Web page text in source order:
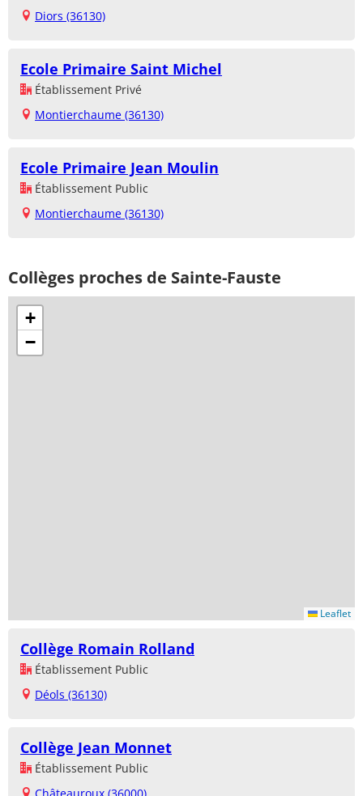
Diors (36130)
Ecole Primaire Saint Michel
Établissement Privé
Montierchaume (36130)
Ecole Primaire Jean Moulin
Établissement Public
Montierchaume (36130)
Collèges proches de Sainte-Fauste
+
−
Leaflet
Collège Romain Rolland
Établissement Public
Déols (36130)
Collège Jean Monnet
Établissement Public